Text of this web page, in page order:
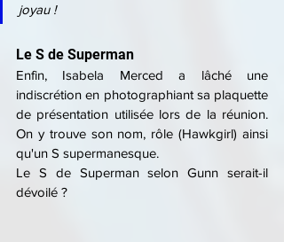
joyau !
Le S de Superman
Enfin, Isabela Merced a lâché une
indiscrétion en photographiant sa plaquette
de présentation utilisée lors de la réunion.
On y trouve son nom, rôle (Hawkgirl) ainsi
qu'un S supermanesque.
Le S de Superman selon Gunn serait-il
dévoilé ?